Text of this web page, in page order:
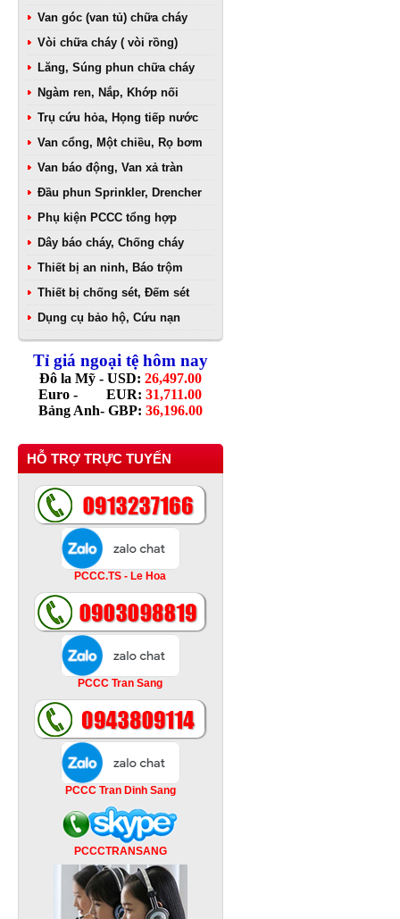
Van góc (van tủ) chữa cháy
Vòi chữa cháy ( vòi rồng)
Lăng, Súng phun chữa cháy
Ngàm ren, Nắp, Khớp nối
Trụ cứu hỏa, Họng tiếp nước
Van cổng, Một chiều, Rọ bơm
Van báo động, Van xả tràn
Đầu phun Sprinkler, Drencher
Phụ kiện PCCC tổng hợp
Dây báo cháy, Chống cháy
Thiết bị an ninh, Báo trộm
Thiết bị chống sét, Đếm sét
Dụng cụ bảo hộ, Cứu nạn
Tỉ giá ngoại tệ hôm nay
Đô la Mỹ - USD: 26,497.00
Euro - EUR: 31,711.00
Bảng Anh- GBP: 36,196.00
HỖ TRỢ TRỰC TUYẾN
PCCC.TS - Le Hoa
PCCC Tran Sang
PCCC Tran Dinh Sang
PCCCTRANSANG